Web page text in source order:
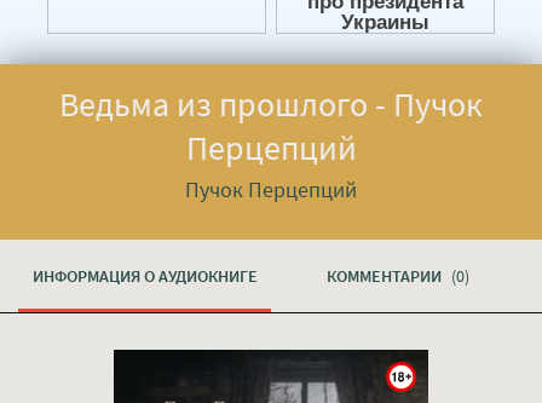
Ведьма из прошлого - Пучок
Перцепций
Пучок Перцепций
ИНФОРМАЦИЯ О АУДИОКНИГЕ КОММЕНТАРИИ (0)